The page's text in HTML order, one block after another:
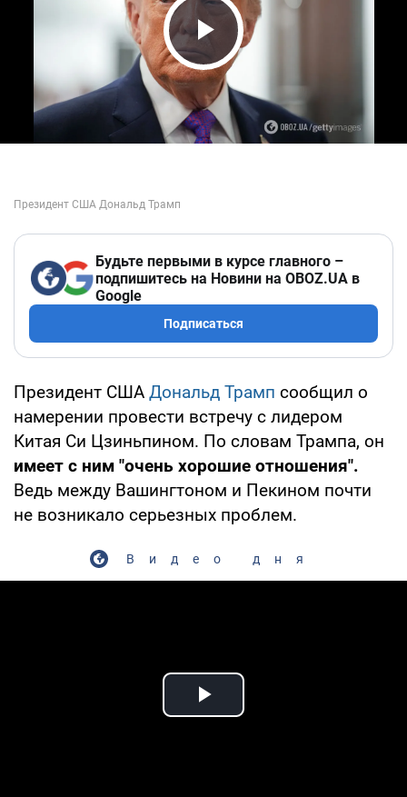
Play Video
Будьте первыми в курсе главного –
подпишитесь на Новини на OBOZ.UA в
Google
Подписаться
Президент США Дональд Трамп сообщил о
намерении провести встречу с лидером
Китая Си Цзиньпином. По словам Трампа, он
имеет с ним "очень хорошие отношения".
Ведь между Вашингтоном и Пекином почти
не возникало серьезных проблем.
Видео дня
Play Video